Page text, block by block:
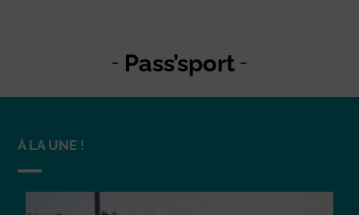
Pass’sport
À LA UNE !